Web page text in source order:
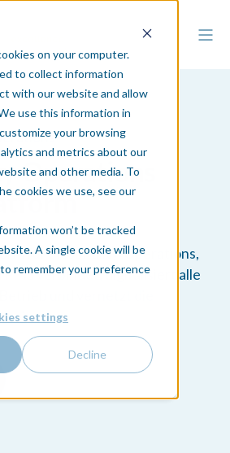
on your computer.
to collect information
with our website and allow
use this information in
your browsing
and metrics about our
and other media. To
cookies we use, see our
won’t be tracked
A single cookie will be
remember your preference
settings
Decline
Operations
für Hospitality-Operations,
PMS verbindet, digitalisiert alle
und vernetzt die